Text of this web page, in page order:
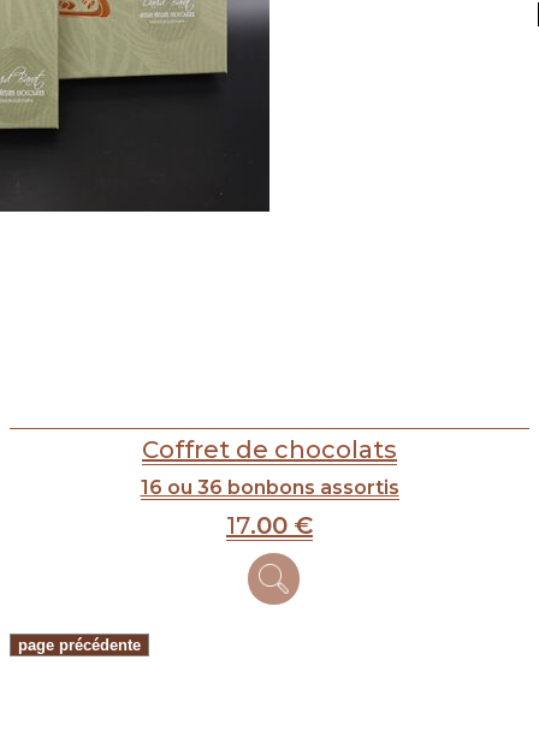
Coffret de chocolats
16 ou 36 bonbons assortis
17.00 €